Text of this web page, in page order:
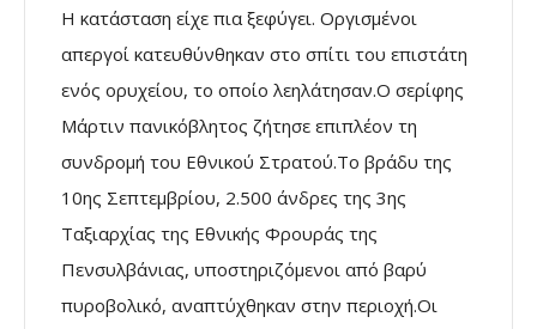
Η κατάσταση είχε πια ξεφύγει. Οργισμένοι
απεργοί κατευθύνθηκαν στο σπίτι του επιστάτη
ενός ορυχείου, το οποίο λεηλάτησαν.Ο σερίφης
Μάρτιν πανικόβλητος ζήτησε επιπλέον τη
συνδρομή του Εθνικού Στρατού.Το βράδυ της
10ης Σεπτεμβρίου, 2.500 άνδρες της 3ης
Ταξιαρχίας της Εθνικής Φρουράς της
Πενσυλβάνιας, υποστηριζόμενοι από βαρύ
πυροβολικό, αναπτύχθηκαν στην περιοχή.Οι